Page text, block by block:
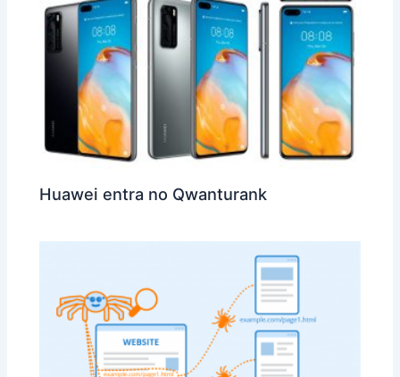
Huawei entra no Qwanturank